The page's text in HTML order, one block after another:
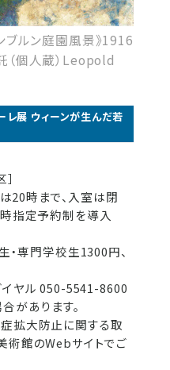
ブルン庭園風景》1916
（個人蔵）Leopold
レ展 ウィーンが生んだ若
20時まで、入室は閉
指定予約制を導入
・専門学校生1300円、
ヤル 050-5541-8600
があります。
拡大防止に関する取
術館のWebサイトでご